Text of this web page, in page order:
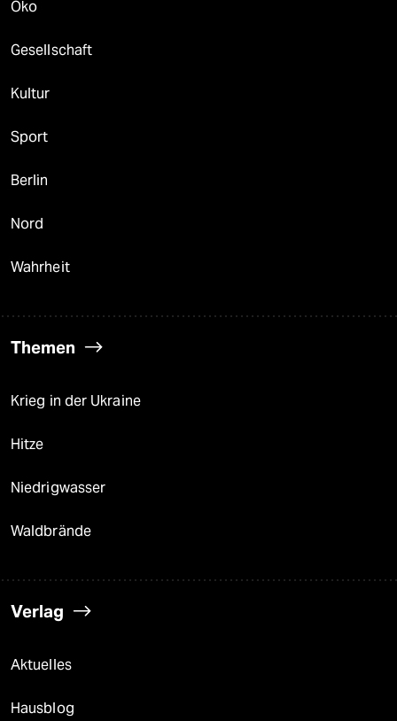
Öko
Gesellschaft
Kultur
Sport
Berlin
Nord
Wahrheit
Themen
Krieg in der Ukraine
Hitze
Niedrigwasser
Waldbrände
Verlag
Aktuelles
Hausblog